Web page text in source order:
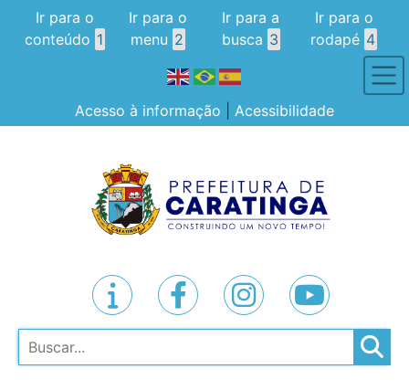
Ir para o
conteúdo 1
Ir para o
menu 2
Ir para a
busca 3
Ir para o
rodapé 4
Acesso à informação Acessibilidade
Pesquisar